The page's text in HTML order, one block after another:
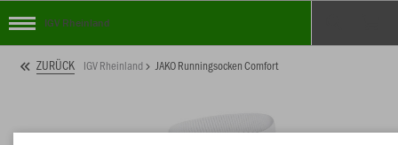
IGV Rheinland
ZURÜCK IGV Rheinland JAKO Runningsocken Comfort